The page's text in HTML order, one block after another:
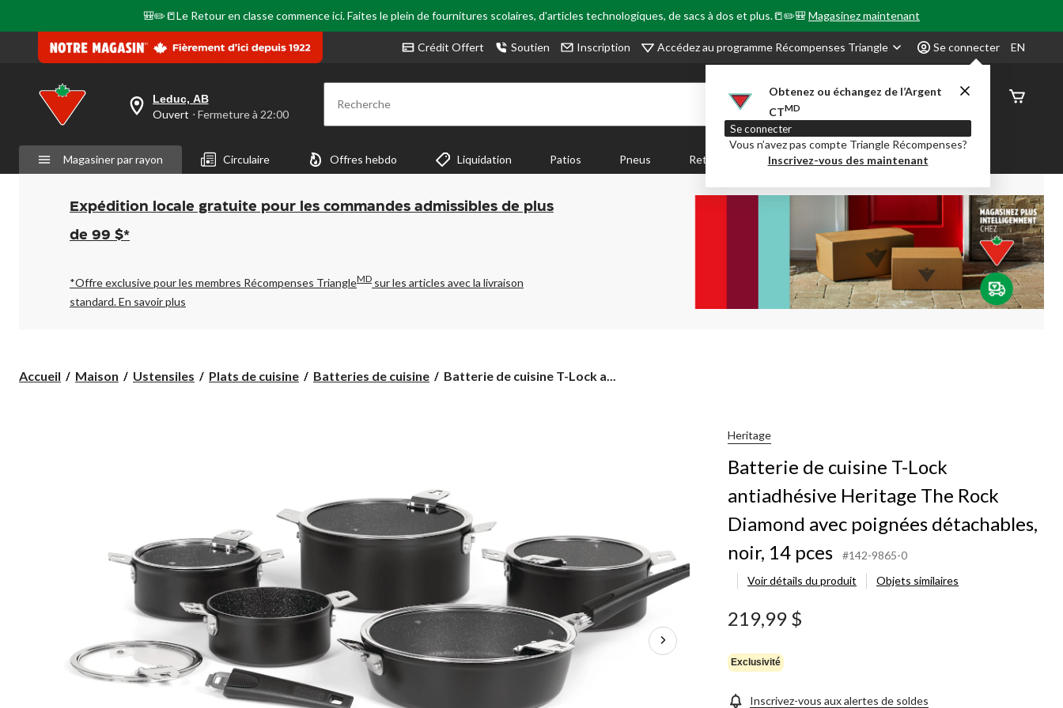
🎒✏️📒Le Retour en classe commence ici. Faites le plein de fournitures scolaires, d'articles technologiques, de sacs à dos et plus.📒✏️🎒Magasinez maintenant
Crédit Offert Soutien Inscription Accédez au programme Récompenses Triangle Se connecter
Obtenez ou échangez de l’Argent
CTMD
Se connecter
Vous n’avez pas compte Triangle Récompenses?
Inscrivez-vous des maintenant
EN
votre
est
Leduc,
AB,
Ouvert,
Fermeture
à
pour
changer
Leduc, AB
Ouvert ⋅ Fermeture à 22:00 Recherche
État de
Magasiner par rayon Circulaire Offres hebdo Liquidation Patios Pneus Retour en Classe Party City Centre-auto
Expédition locale gratuite pour les commandes admissibles de plus
de 99 $*
*Offre exclusive pour les membres Récompenses TriangleMD sur les articles avec la livraison
standard.En savoir plus
Accueil Maison Ustensiles Plats de cuisine Batteries de cuisine
Batterie
Rock
Diamond
avec
poignées
détachables,
pces
Batterie de cuisine T-Lock a...
Heritage
Batterie de cuisine T-Lock
antiadhésive Heritage The Rock
Diamond avec poignées détachables,
noir, 14 pces
#142-9865-0
Voir détails du produit
Objets similaires
219,99 $
Exclusivité
Inscrivez-vous aux alertes de soldes